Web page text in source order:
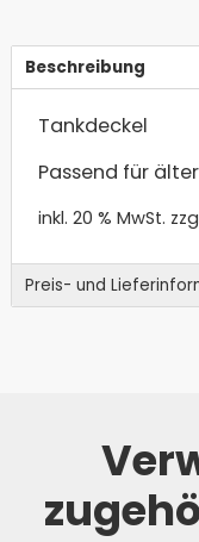
Beschreibung
Tankdeckel
Passend für
inkl. 20 % MwSt.
Preis- und